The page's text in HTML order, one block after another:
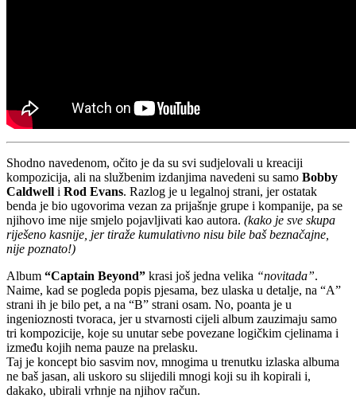
Shodno navedenom, očito je da su svi sudjelovali u kreaciji
kompozicija, ali na službenim izdanjima navedeni su samo Bobby
Caldwell i Rod Evans. Razlog je u legalnoj strani, jer ostatak
benda je bio ugovorima vezan za prijašnje grupe i kompanije, pa se
njihovo ime nije smjelo pojavljivati kao autora. (kako je sve skupa
riješeno kasnije, jer tiraže kumulativno nisu bile baš beznačajne,
nije poznato!)
Album “Captain Beyond” krasi još jedna velika “novitada”.
Naime, kad se pogleda popis pjesama, bez ulaska u detalje, na “A”
strani ih je bilo pet, a na “B” strani osam. No, poanta je u
ingenioznosti tvoraca, jer u stvarnosti cijeli album zauzimaju samo
tri kompozicije, koje su unutar sebe povezane logičkim cjelinama i
između kojih nema pauze na prelasku.
Taj je koncept bio sasvim nov, mnogima u trenutku izlaska albuma
ne baš jasan, ali uskoro su slijedili mnogi koji su ih kopirali i,
dakako, ubirali vrhnje na njihov račun.